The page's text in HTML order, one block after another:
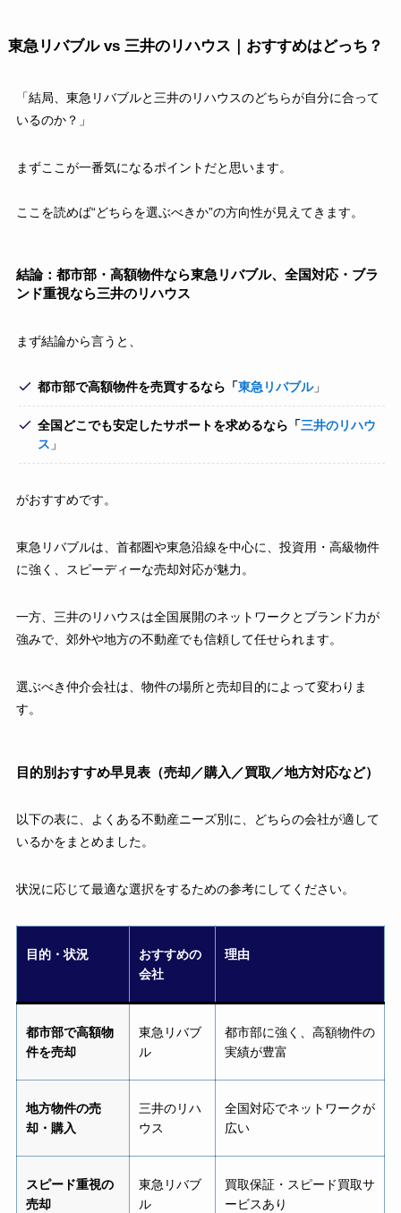
東急リバブル vs 三井のリハウス｜おすすめはどっち？
「結局、東急リバブルと三井のリハウスのどちらが自分に合って
いるのか？」
まずここが一番気になるポイントだと思います。
ここを読めば“どちらを選ぶべきか”の方向性が見えてきます。
結論：都市部・高額物件なら東急リバブル、全国対応・ブラ
ンド重視なら三井のリハウス
まず結論から言うと、
都市部で高額物件を売買するなら「東急リバブル」
全国どこでも安定したサポートを求めるなら「三井のリハウ
ス 」
がおすすめです。
東急リバブルは、首都圏や東急沿線を中心に、投資用・高級物件
に強く、スピーディーな売却対応が魅力。
一方、三井のリハウスは全国展開のネットワークとブランド力が
強みで、郊外や地方の不動産でも信頼して任せられます。
選ぶべき仲介会社は、物件の場所と売却目的によって変わりま
す。
目的別おすすめ早見表（売却／購入／買取／地方対応など）
以下の表に、よくある不動産ニーズ別に、どちらの会社が適して
いるかをまとめました。
状況に応じて最適な選択をするための参考にしてください。
目的・状況
おすすめの
会社
理由
都市部で高額物
件を売却
東急リバブ
ル
都市部に強く、高額物件の
実績が豊富
地方物件の売
却・購入
三井のリハ
ウス
全国対応でネットワークが
広い
スピード重視の
売却
東急リバブ
ル
買取保証・スピード買取サ
ービスあり